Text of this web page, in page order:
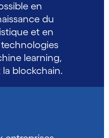
en
du
et en
learning,
la blockchain.